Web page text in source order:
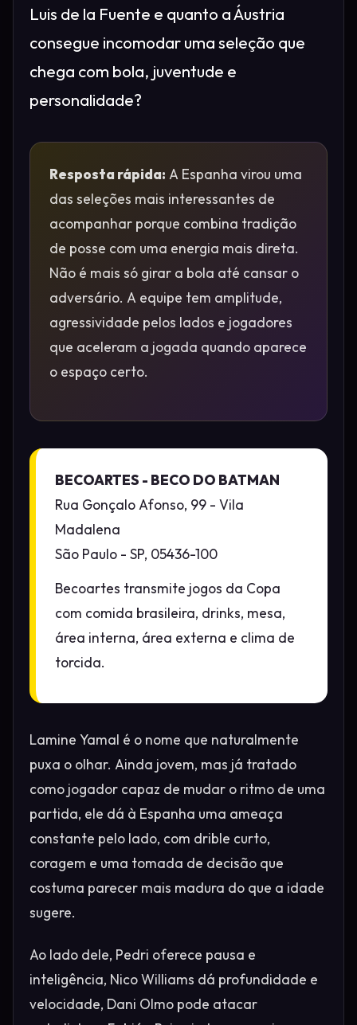
Luis de la Fuente e quanto a Áustria
consegue incomodar uma seleção que
chega com bola, juventude e
personalidade?
Resposta rápida: A Espanha virou uma
das seleções mais interessantes de
acompanhar porque combina tradição
de posse com uma energia mais direta.
Não é mais só girar a bola até cansar o
adversário. A equipe tem amplitude,
agressividade pelos lados e jogadores
que aceleram a jogada quando aparece
o espaço certo.
BECOARTES - BECO DO BATMAN
Rua Gonçalo Afonso, 99 - Vila
Madalena
São Paulo - SP, 05436-100
Becoartes transmite jogos da Copa
com comida brasileira, drinks, mesa,
área interna, área externa e clima de
torcida.
Lamine Yamal é o nome que naturalmente
puxa o olhar. Ainda jovem, mas já tratado
como jogador capaz de mudar o ritmo de uma
partida, ele dá à Espanha uma ameaça
constante pelo lado, com drible curto,
coragem e uma tomada de decisão que
costuma parecer mais madura do que a idade
sugere.
Ao lado dele, Pedri oferece pausa e
inteligência, Nico Williams dá profundidade e
velocidade, Dani Olmo pode atacar